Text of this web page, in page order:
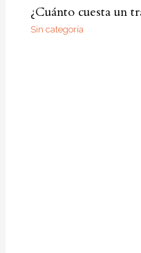
¿Cuánto cuesta un
Sin categoría